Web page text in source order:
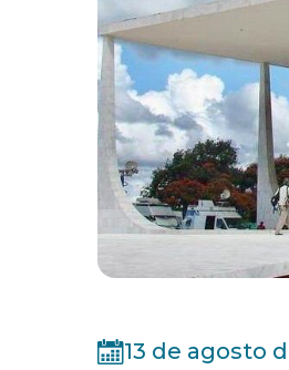
13 de agosto